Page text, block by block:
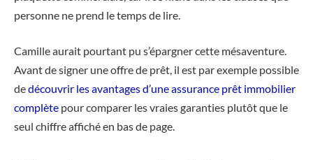
personne ne prend le temps de lire.
Camille aurait pourtant pu s’épargner cette mésaventure.
Avant de signer une offre de prêt, il est par exemple possible
dedécouvrir les avantages d’une assurance prêt immobilier
complète pour comparer les vraies garanties plutôt que le
seul chiffre affiché en bas de page.